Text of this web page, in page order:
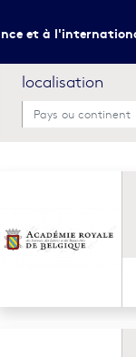
et à
localisation